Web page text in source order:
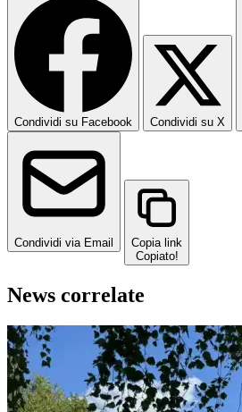
Condividi su Facebook Condividi su X
Condividi via Email
Copia link
Copiato!
News correlate